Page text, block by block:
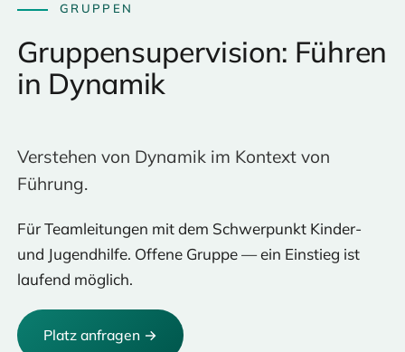
GRUPPEN
Gruppensupervision: Führen
in Dynamik
Verstehen von Dynamik im Kontext von
Führung.
Für Teamleitungen mit dem Schwerpunkt Kinder-
und Jugendhilfe. Offene Gruppe — ein Einstieg ist
laufend möglich.
Platz anfragen →